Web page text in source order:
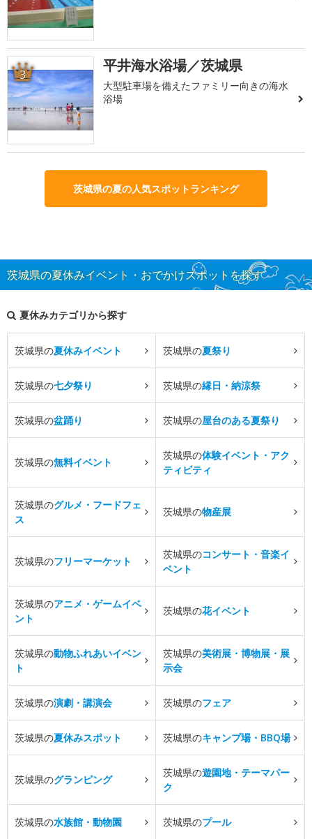
3 平井海水浴場／茨城県
大型駐車場を備えたファミリー向きの海水
浴場
茨城県の夏の人気スポットランキング
茨城県の夏休みイベント・おでかけスポットを探す
夏休みカテゴリから探す
茨城県の夏休みイベント 茨城県の夏祭り
茨城県の七夕祭り 茨城県の縁日・納涼祭
茨城県の盆踊り 茨城県の屋台のある夏祭り
茨城県の無料イベント
茨城県の体験イベント・アク
ティビティ
茨城県のグルメ・フードフェ
ス
茨城県の物産展
茨城県のフリーマーケット
茨城県のコンサート・音楽イ
ベント
茨城県のアニメ・ゲームイベ
ント
茨城県の花イベント
茨城県の動物ふれあいイベン
ト
茨城県の美術展・博物展・展
示会
茨城県の演劇・講演会 茨城県のフェア
茨城県の夏休みスポット 茨城県のキャンプ場・BBQ場
茨城県のグランピング
茨城県の遊園地・テーマパー
ク
茨城県の水族館・動物園 茨城県のプール